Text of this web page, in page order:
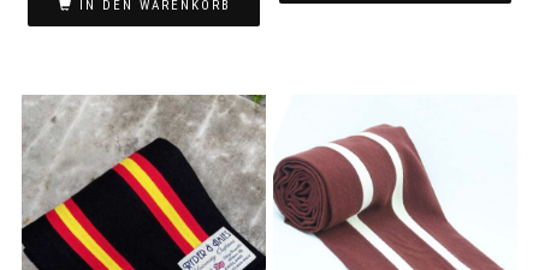
IN DEN WARENKORB